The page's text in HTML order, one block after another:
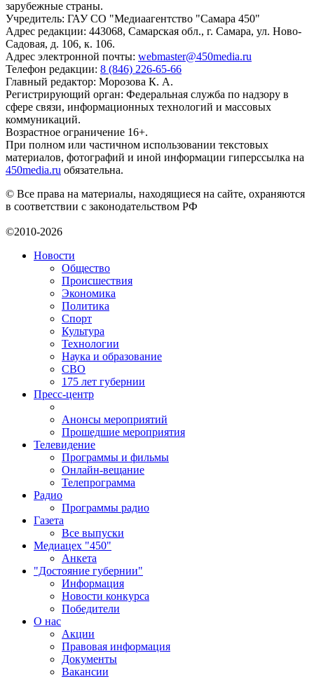
зарубежные страны.
Учредитель: ГАУ СО "Медиаагентство "Самара 450"
Адрес редакции: 443068, Самарская обл., г. Самара, ул. Ново-
Садовая, д. 106, к. 106.
Адрес электронной почты: webmaster@450media.ru
Телефон редакции: 8 (846) 226-65-66
Главный редактор: Морозова К. А.
Регистрирующий орган: Федеральная служба по надзору в
сфере связи, информационных технологий и массовых
коммуникаций.
Возрастное ограничение 16+.
При полном или частичном использовании текстовых
материалов, фотографий и иной информации гиперссылка на
450media.ru обязательна.
© Все права на материалы, находящиеся на сайте, охраняются
в соответствии с законодательством РФ
©2010-2026
Новости
Общество
Происшествия
Экономика
Политика
Спорт
Культура
Технологии
Наука и образование
СВО
175 лет губернии
Пресс-центр
Анонсы мероприятий
Прошедшие мероприятия
Телевидение
Программы и фильмы
Онлайн-вещание
Телепрограмма
Радио
Программы радио
Газета
Все выпуски
Медиацех "450"
Анкета
"Достояние губернии"
Информация
Новости конкурса
Победители
О нас
Акции
Правовая информация
Документы
Вакансии